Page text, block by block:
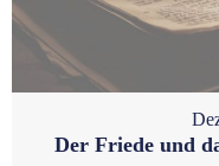
Der Friede und